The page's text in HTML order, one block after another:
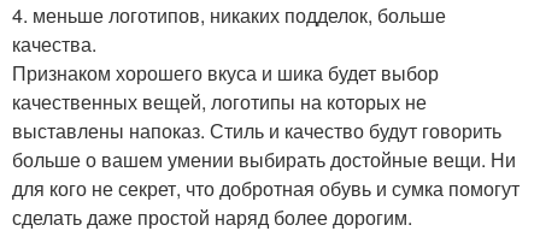
4. меньше логотипов, никаких подделок, больше
качества.
Признаком хорошего вкуса и шика будет выбор
качественных вещей, логотипы на которых не
выставлены напоказ. Стиль и качество будут говорить
больше о вашем умении выбирать достойные вещи. Ни
для кого не секрет, что добротная обувь и сумка помогут
сделать даже простой наряд более дорогим.